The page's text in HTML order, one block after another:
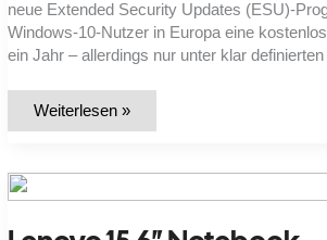
neue Extended Security Updates (ESU)-
Windows-10-Nutzer in Europa eine
ein Jahr – allerdings nur unter klar
Windows
verlängert
kostenlos
Weiterlesen »